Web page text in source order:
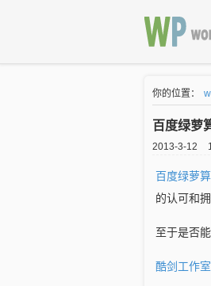
你的位置：
百度绿萝
2013-3-12
百度绿萝
的认可和
至于是否
酷剑工作室